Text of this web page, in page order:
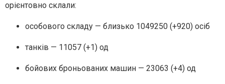
орієнтовно склали:
особового складу — близько 1049250 (+920) осіб
танків — 11057 (+1) од
бойових броньованих машин — 23063 (+4) од